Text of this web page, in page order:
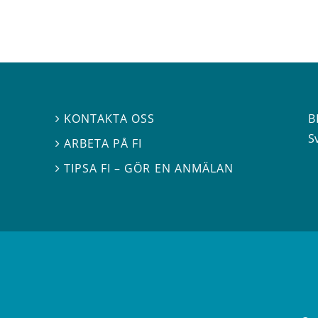
 KONTAKTA OSS
 ARBETA PÅ FI
TIPSA FI – GÖR EN ANMÄLAN